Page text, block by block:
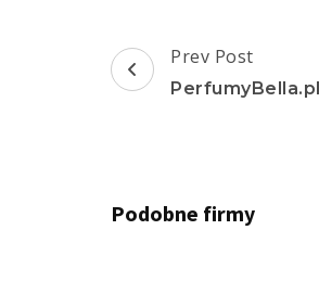
Post
Navigation
Prev Post
PerfumyBella.pl
Podobne firmy